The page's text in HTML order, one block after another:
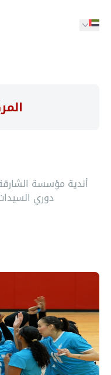
أندية مؤسسة
دوري